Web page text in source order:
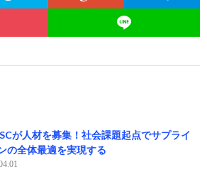
が人材を募集！社会課題起点でサプライ
の全体最適を実現する